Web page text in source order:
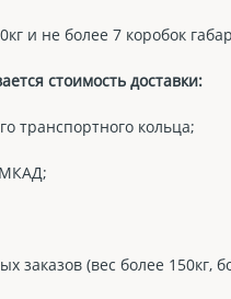
и не более 7 коробок
стоимость доставки:
транспортного кольца;
заказов (вес более 150кг,